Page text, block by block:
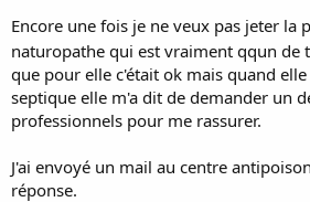
Encore une fois je ne veux pas jeter la
naturopathe qui est vraiment qqun de
que pour elle c'était ok mais quand
septique elle m'a dit de demander un
professionnels pour me rassurer.
J'ai envoyé un mail au centre
réponse.